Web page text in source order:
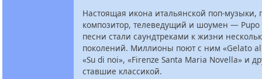
Настоящая икона итальянской поп-музыки,
композитор, телеведущий и шоумен — Pupo
песни стали саундтреками к жизни
поколений. Миллионы поют с ним «Gelato
«Su di noi», «Firenze Santa Maria Novella» и
ставшие классикой.